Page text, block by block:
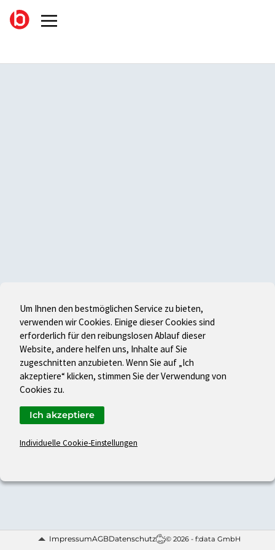
ImpressumAGBDatenschutz © 2026 - f:data GmbH
Um Ihnen den bestmöglichen Service zu bieten,
verwenden wir Cookies. Einige dieser Cookies sind
erforderlich für den reibungslosen Ablauf dieser
Website, andere helfen uns, Inhalte auf Sie
zugeschnitten anzubieten. Wenn Sie auf „Ich
akzeptiere“ klicken, stimmen Sie der Verwendung von
Cookies zu.
Individuelle Cookie-Einstellungen
Ich akzeptiere